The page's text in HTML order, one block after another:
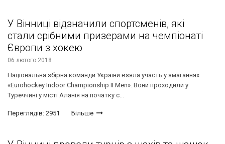
У Вінниці відзначили спортсменів, які
стали срібними призерами на чемпіонаті
Європи з хокею
06 лютого 2018
Національна збірна команди України взяла участь у змаганнях
«Eurohockey Indoor Championship II Men». Вони проходили у
Туреччині у місті Аланія на початку с...
Переглядів: 2951 Більше